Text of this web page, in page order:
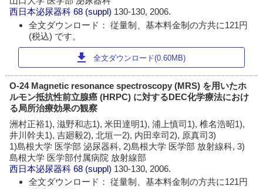
西日本泌尿器科 68 (suppl) 130-130, 2006.
全文ダウンロード： 従量制、基本料金制の方共に121円
(税込) です。
download 全文ダウンロード(0.60MB)
O-24 Magnetic resonance spectroscopy (MRS) を用いたホ
ルモン抵抗性前立腺癌 (HRPC) に対するDEC化学療法におけ
る局所治療効果の観察
洲村正裕1), 滋野和志1), 米田達明1), 浦上慎司1), 椎名浩昭1),
井川幹夫1), 吉廻毅2), 北垣一2), 内田幸司2), 原真司3)
1)島根大学 医学部 泌尿器科, 2)島根大学 医学部 放射線科, 3)
島根大学 医学部付属病院 放射線部
西日本泌尿器科 68 (suppl) 130-130, 2006.
全文ダウンロード： 従量制、基本料金制の方共に121円